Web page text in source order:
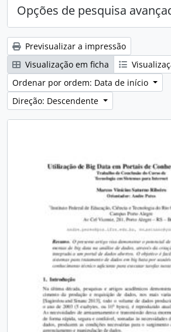
Opções de pesquisa
Previsualizar a impressão
Visualização em ficha
Ordenar por ordem: Data de início
Direção: Descendente